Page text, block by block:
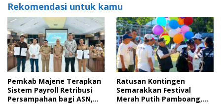
Rekomendasi untuk kamu
Pemkab Majene Terapkan
Sistem Payroll Retribusi
Persampahan bagi ASN,
Ratusan Kontingen
Semarakkan Festival
Merah Putih Pamboang,